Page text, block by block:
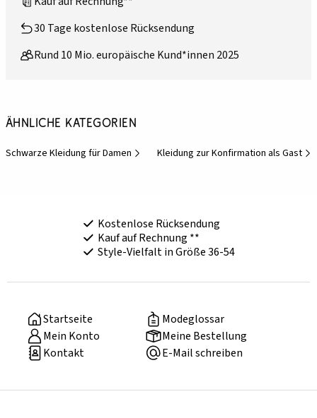
30 Tage kostenlose Rücksendung
Rund 10 Mio. europäische Kund*innen 2025
Ähnliche Kategorien
Schwarze Kleidung für Damen Kleidung zur Konfirmation als Gast
Kostenlose Rücksendung
Kauf auf Rechnung **
Style-Vielfalt in Größe 36-54
Startseite
Modeglossar
Mein Konto
Meine Bestellung
Kontakt
E-Mail schreiben